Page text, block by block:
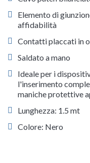
Elemento di
affidabilità
Contatti placcati in
Saldato a mano
Ideale per i
l'inserimento
maniche protettive
Lunghezza: 1.5 mt
Colore: Nero